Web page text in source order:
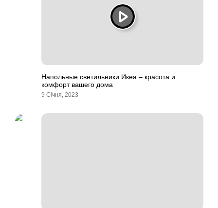
Напольные светильники Икеа – красота и
комфорт вашего дома
9 Січня, 2023